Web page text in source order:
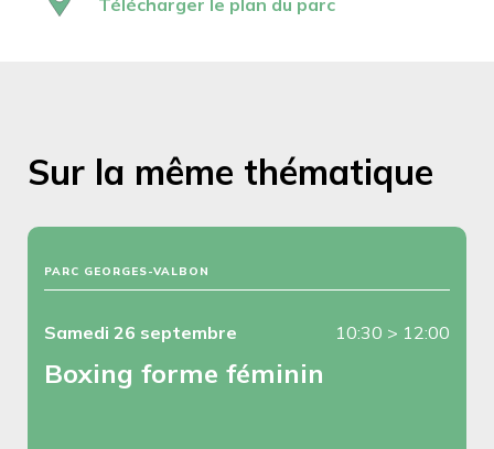
Télécharger le plan du parc
Sur la même thématique
PARC GEORGES-VALBON
Samedi 26 septembre 10:30 > 12:00
Boxing forme féminin